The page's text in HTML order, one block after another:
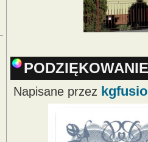
PODZIĘKOWANIE
Napisane przez